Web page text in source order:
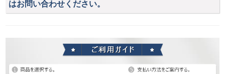
はお問い合わせください。